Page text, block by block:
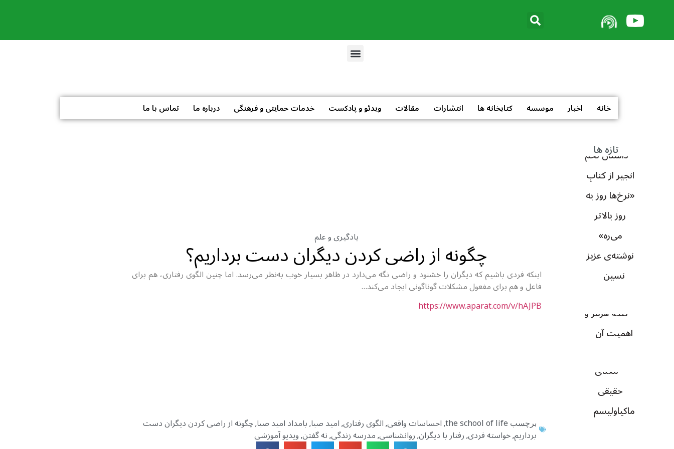
خانه اخبار موسسه کتابخانه ها انتشارات مقالات ویدئو و پادکست خدمات حمایتی و فرهنگی درباره ما تماس با ما
تازه ها
داستان تخم
انجیر از کتابِ
«نرخ‌ها روز به
روز بالاتر
می‌ره»
نوشته‌ی عزیز
نسین
تنگه هرمز و
اهمیت آن
معنای
حقيقی
ماکياوليسم
یادگیری و علم
چگونه از راضی کردن دیگران دست برداریم؟
اینکه فردی باشیم که دیگران را خشنود و راضی نگه می‌دارد در ظاهر بسیار خوب به‌نظر می‌رسد. اما چنین الگوی رفتاری، هم برای
فاعل و هم برای مفعول مشکلات گوناگونی ایجاد می‌کند…
https://www.aparat.com/v/hAJPB
برچسب the school of life
, احساسات واقعی, الگوی رفتاری, امید صبا, بامداد امید صبا, چگونه از راضی کردن دیگران دست
برداریم, خواسته فردی, رفتار با دیگران, روانشناسی, مدرسه زندگی, نه گفتن, ویدیو آموزشی